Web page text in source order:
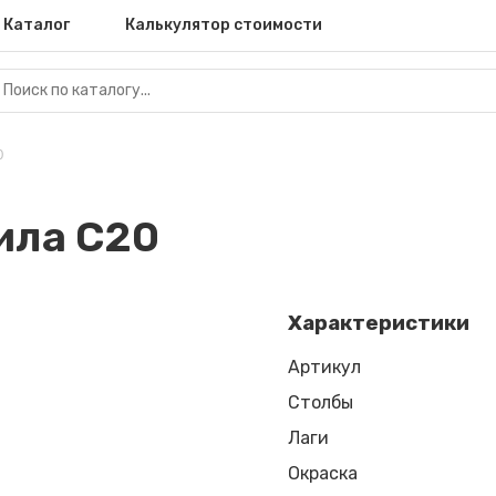
Каталог Калькулятор стоимости
С20
Характеристики
Артикул
Столбы
Лаги
Окраска